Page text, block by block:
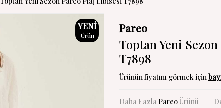
YENI
Ürün
Pareo
Toptan Yeni
T7898
Ürünün fiyatını görmek için
Daha Fazla PareoÜrünü